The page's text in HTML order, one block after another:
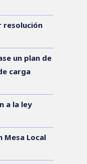
resolución
un plan de
carga
a la ley
Mesa Local